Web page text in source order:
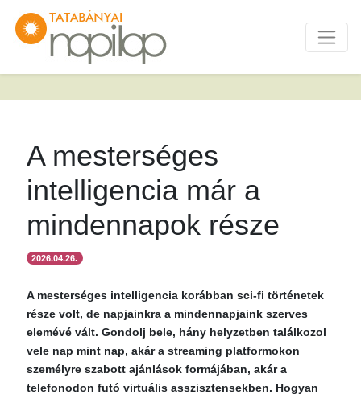
A mesterséges
intelligencia már a
mindennapok része
2026.04.26.
A mesterséges intelligencia korábban sci-fi történetek
része volt, de napjainkra a mindennapjaink szerves
elemévé vált. Gondolj bele, hány helyzetben találkozol
vele nap mint nap, akár a streaming platformokon
személyre szabott ajánlások formájában, akár a
telefonodon futó virtuális asszisztensekben. Hogyan